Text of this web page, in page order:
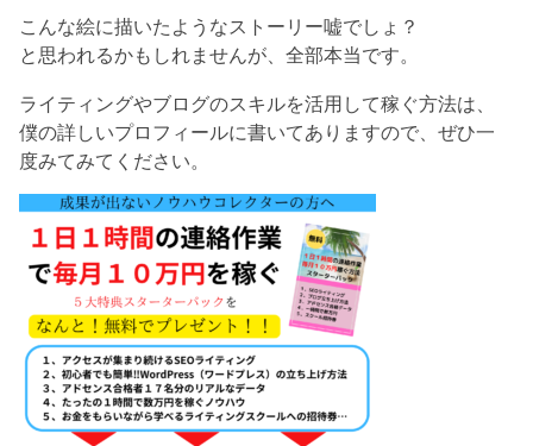
こんな絵に描いたようなストーリー嘘でしょ？
と思われるかもしれませんが、全部本当です。
ライティングやブログのスキルを活用して稼ぐ方法は、
僕の詳しいプロフィールに書いてありますので、ぜひ一
度みてみてください。